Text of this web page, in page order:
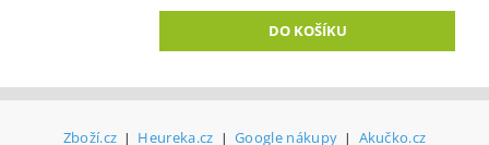
Zboží.cz | Heureka.cz | Google nákupy | Akučko.cz